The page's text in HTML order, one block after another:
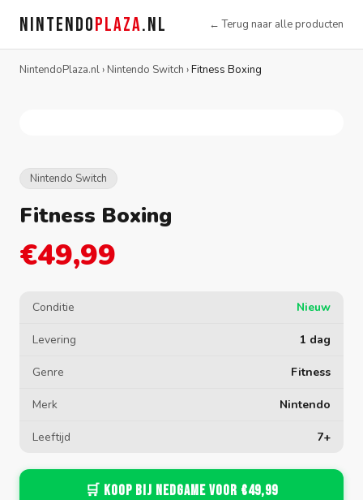
NINTENDOPLAZA.NL ← Terug naar alle producten
NintendoPlaza.nl› Nintendo Switch ›Fitness Boxing
Nintendo Switch
Fitness Boxing
€49,99
Conditie Nieuw
Levering 1 dag
Genre Fitness
Merk Nintendo
Leeftijd 7+
🛒 Koop bij Nedgame voor €49,99